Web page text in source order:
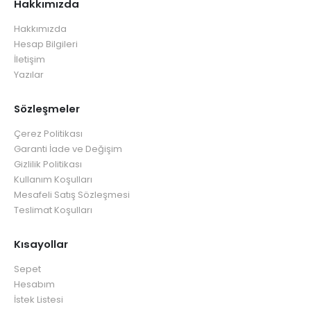
Hakkımızda
Hakkımızda
Hesap Bilgileri
İletişim
Yazılar
Sözleşmeler
Çerez Politikası
Garanti İade ve Değişim
Gizlilik Politikası
Kullanım Koşulları
Mesafeli Satış Sözleşmesi
Teslimat Koşulları
Kısayollar
Sepet
Hesabım
İstek Listesi